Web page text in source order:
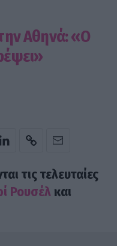
Αθηνά: «Ο
τις τελευταίες
Ρουσέλ και